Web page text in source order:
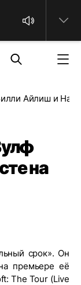
Айлиш и Нат
на
срок». Он
премьере её
The Tour (Live